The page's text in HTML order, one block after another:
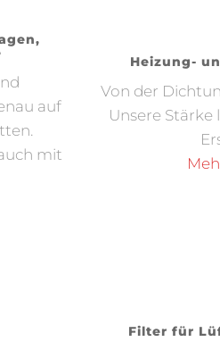
auf
mit
Heizung-
Von der
Unsere
Filter für